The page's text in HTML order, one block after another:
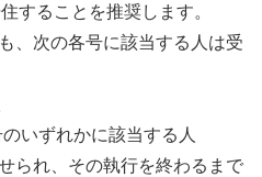
することを推奨します。
、次の各号に該当する人は受
いずれかに該当する人
れ、その執行を終わるまで